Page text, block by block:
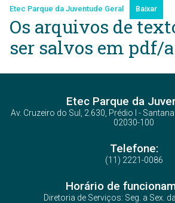
Etec Parque da Juventude Geral Baixar
Os arquivos de
ser salvos em pdf/a
Etec Parque da
Av. Cruzeiro do Sul, 2.630, Prédio I -
02030-100
Telefone:
(11) 2221-0086
Horário de
Diretoria de Serviços: Seg. a Sex.